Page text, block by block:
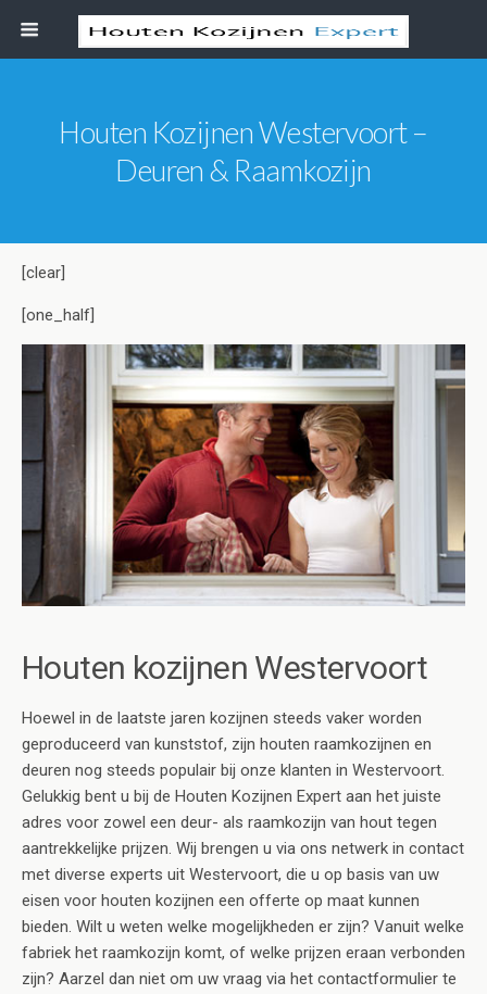
Houten Kozijnen Westervoort –
Deuren & Raamkozijn
[clear]
[one_half]
Houten kozijnen Westervoort
Hoewel in de laatste jaren kozijnen steeds vaker worden
geproduceerd van kunststof, zijn houten raamkozijnen en
deuren nog steeds populair bij onze klanten in Westervoort.
Gelukkig bent u bij de Houten Kozijnen Expert aan het juiste
adres voor zowel een deur- als raamkozijn van hout tegen
aantrekkelijke prijzen. Wij brengen u via ons netwerk in contact
met diverse experts uit Westervoort, die u op basis van uw
eisen voor houten kozijnen een offerte op maat kunnen
bieden. Wilt u weten welke mogelijkheden er zijn? Vanuit welke
fabriek het raamkozijn komt, of welke prijzen eraan verbonden
zijn? Aarzel dan niet om uw vraag via het contactformulier te